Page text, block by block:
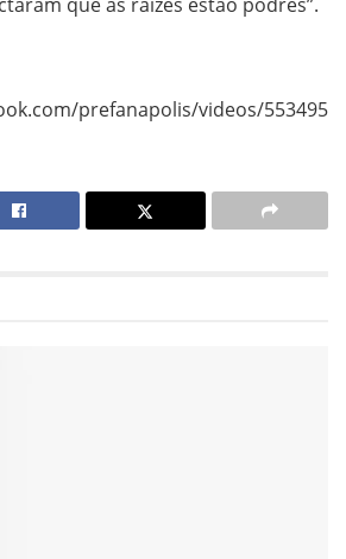
prefanapolis/videos/553495